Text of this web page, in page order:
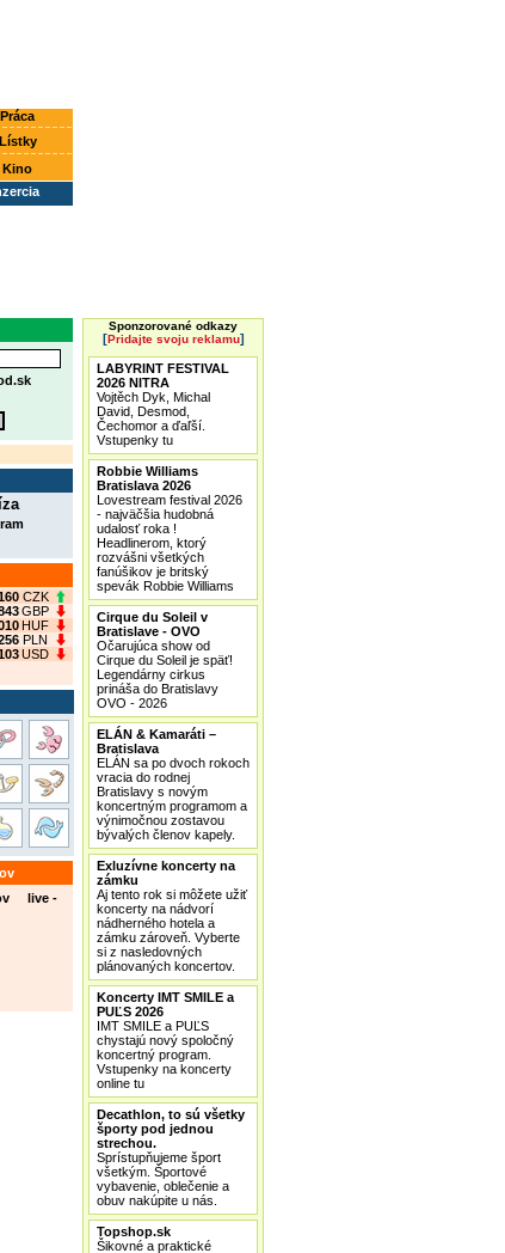
Práca
Lístky
Kino
CZK
GBP
HUF
PLN
USD
live -
Sponzorované odkazy
[Pridajte svoju reklamu]
LABYRINT FESTIVAL
2026 NITRA
Vojtěch Dyk, Michal
David, Desmod,
Čechomor a ďaľší.
Vstupenky tu
Robbie Williams
Bratislava 2026
Lovestream festival 2026
- najväčšia hudobná
udalosť roka !
Headlinerom, ktorý
rozvášni všetkých
fanúšikov je britský
spevák Robbie Williams
Cirque du Soleil v
Bratislave - OVO
Očarujúca show od
Cirque du Soleil je späť!
Legendárny cirkus
prináša do Bratislavy
OVO - 2026
ELÁN & Kamaráti –
Bratislava
ELÁN sa po dvoch rokoch
vracia do rodnej
Bratislavy s novým
koncertným programom a
výnimočnou zostavou
bývalých členov kapely.
Exluzívne koncerty na
zámku
Aj tento rok si môžete užiť
koncerty na nádvorí
nádherného hotela a
zámku zároveň. Vyberte
si z nasledovných
plánovaných koncertov.
Koncerty IMT SMILE a
PUĽS 2026
IMT SMILE a PUĽS
chystajú nový spoločný
koncertný program.
Vstupenky na koncerty
online tu
Decathlon, to sú všetky
športy pod jednou
strechou.
Sprístupňujeme šport
všetkým. Športové
vybavenie, oblečenie a
obuv nakúpite u nás.
Topshop.sk
Šikovné a praktické